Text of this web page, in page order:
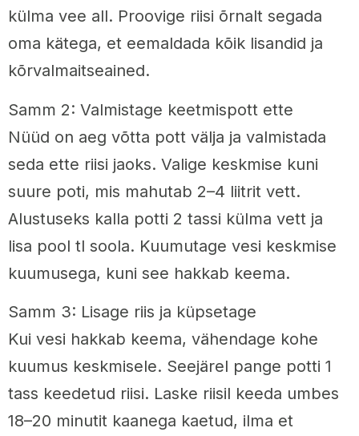
külma vee all. Proovige riisi õrnalt segada
oma kätega, et eemaldada kõik lisandid ja
kõrvalmaitseained.
Samm 2: Valmistage keetmispott ette
Nüüd on aeg võtta pott välja ja valmistada
seda ette riisi jaoks. Valige keskmise kuni
suure poti, mis mahutab 2–4 liitrit vett.
Alustuseks kalla potti 2 tassi külma vett ja
lisa pool tl soola. Kuumutage vesi keskmise
kuumusega, kuni see hakkab keema.
Samm 3: Lisage riis ja küpsetage
Kui vesi hakkab keema, vähendage kohe
kuumus keskmisele. Seejärel pange potti 1
tass keedetud riisi. Laske riisil keeda umbes
18–20 minutit kaanega kaetud, ilma et